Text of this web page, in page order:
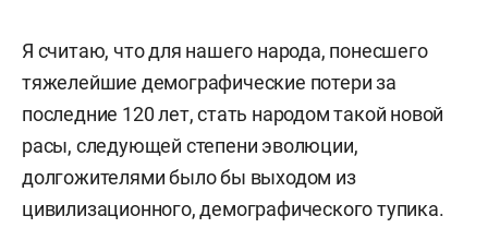
Я считаю, что для нашего народа, понесшего
тяжелейшие демографические потери за
последние 120 лет, стать народом такой новой
расы, следующей степени эволюции,
долгожителями было бы выходом из
цивилизационного, демографического тупика.